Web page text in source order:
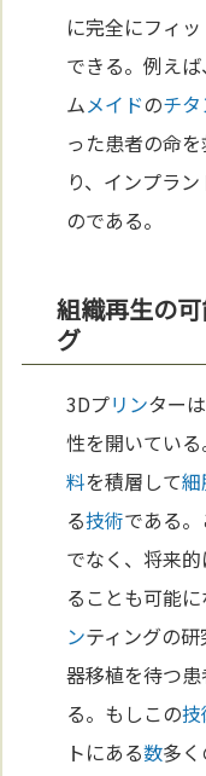
に完全にフィ
できる。例え
ムメイドのチタ
った患者の命
り、インプラ
のである。
組織再生の
グ
3Dプリンター
性を開いてい
料を積層して
る技術である
でなく、将来
ることも可能
ンティングの
器移植を待つ
る。もしこの
トにある数多